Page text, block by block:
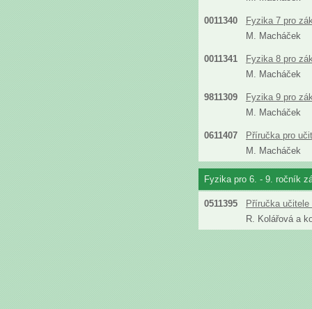
0011340
Fyzika 7 pro
M. Macháček
0011341
Fyzika 8 pro
M. Macháček
9811309
Fyzika 9 pro
M. Macháček
0611407
Příručka pro
M. Macháček
Fyzika pro 6. - 9. ročník
0511395
Příručka
R. Kolářová a